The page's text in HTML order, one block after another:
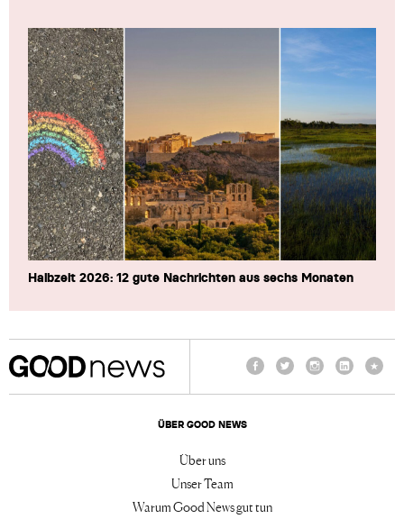
Halbzeit 2026: 12 gute Nachrichten aus sechs Monaten
ÜBER GOOD NEWS
Über uns
Unser Team
Warum Good News gut tun